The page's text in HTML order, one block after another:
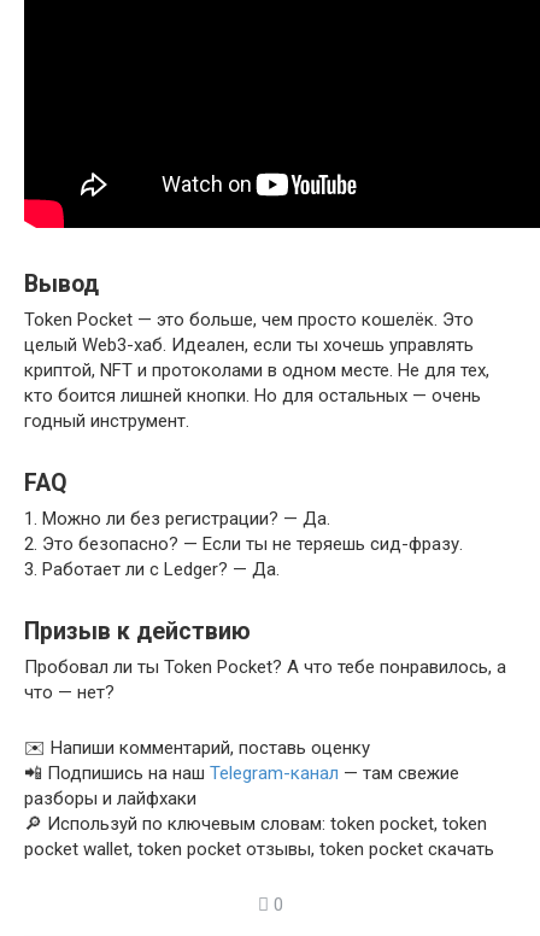
Вывод
Token Pocket — это больше, чем просто кошелёк. Это
целый Web3-хаб. Идеален, если ты хочешь управлять
криптой, NFT и протоколами в одном месте. Не для тех,
кто боится лишней кнопки. Но для остальных — очень
годный инструмент.
FAQ
1. Можно ли без регистрации? — Да.
2. Это безопасно? — Если ты не теряешь сид-фразу.
3. Работает ли с Ledger? — Да.
Призыв к действию
Пробовал ли ты Token Pocket? А что тебе понравилось, а
что — нет?
✉️ Напиши комментарий, поставь оценку
📲 Подпишись на наш Telegram-канал — там свежие
разборы и лайфхаки
🔎 Используй по ключевым словам: token pocket, token
pocket wallet, token pocket отзывы, token pocket скачать
0